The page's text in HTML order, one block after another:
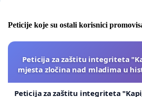
Peticije koje su ostali korisnici
Peticija za zaštitu integriteta
mjesta zločina nad mladima u
Peticija za zaštitu integriteta